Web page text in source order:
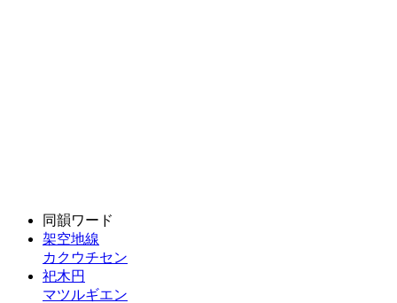
同韻ワード
架空地線
カクウチセン
祀木円
マツルギエン